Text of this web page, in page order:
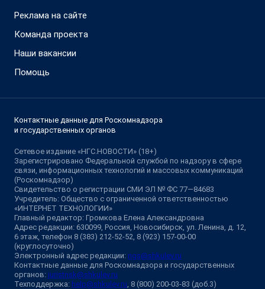
Реклама на сайте
Команда проекта
Наши вакансии
Помощь
Контактные данные для Роскомнадзора
и государственных органов
Сетевое издание «НГС.НОВОСТИ» (18+)
Зарегистрировано Федеральной службой по надзору в сфере
связи, информационных технологий и массовых коммуникаций
(Роскомнадзор)
Свидетельство о регистрации СМИ ЭЛ № ФС 77—84683
Учредитель: Общество с ограниченной ответственностью
«ИНТЕРНЕТ ТЕХНОЛОГИИ»
Главный редактор: Громкова Елена Александровна
Адрес редакции: 630099, Россия, Новосибирск, ул. Ленина, д. 12,
6 этаж, телефон 8 (383) 212-52-52, 8 (923) 157-00-00
(круглосуточно)
Электронный адрес редакции: ngs@shkulev.ru
Контактные данные для Роскомнадзора и государственных
органов: juristnsk@shkulev.ru
Техподдержка: help@shkulev.ru , 8 (800) 200-03-83 (доб.3)